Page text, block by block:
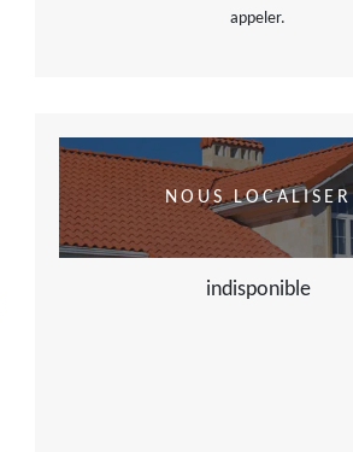
appeler.
NOUS LOCALISER
indisponible